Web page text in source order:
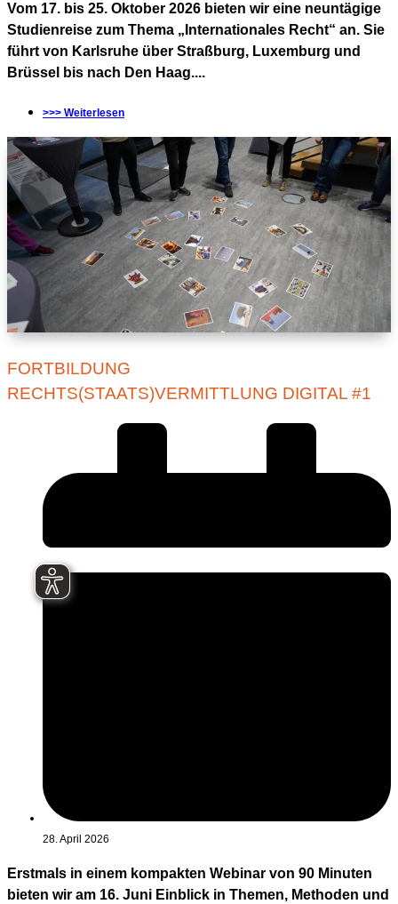
Vom 17. bis 25. Oktober 2026 bieten wir eine neuntägige
Studienreise zum Thema „Internationales Recht“ an. Sie
führt von Karlsruhe über Straßburg, Luxemburg und
Brüssel bis nach Den Haag....
>>> Weiterlesen
FORTBILDUNG
RECHTS(STAATS)VERMITTLUNG DIGITAL #1
28. April 2026
Erstmals in einem kompakten Webinar von 90 Minuten
bieten wir am 16. Juni Einblick in Themen, Methoden und